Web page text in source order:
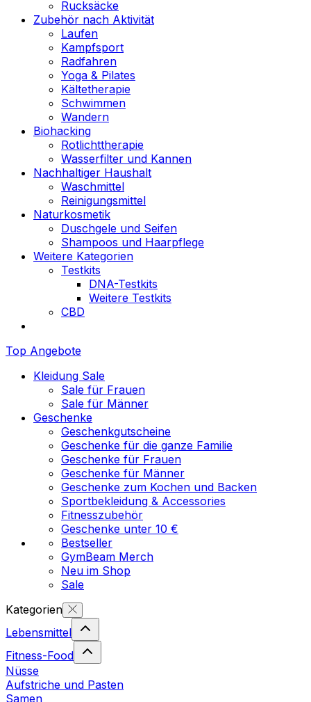
Rucksäcke
Zubehör nach Aktivität
Laufen
Kampfsport
Radfahren
Yoga & Pilates
Kältetherapie
Schwimmen
Wandern
Biohacking
Rotlichttherapie
Wasserfilter und Kannen
Nachhaltiger Haushalt
Waschmittel
Reinigungsmittel
Naturkosmetik
Duschgele und Seifen
Shampoos und Haarpflege
Weitere Kategorien
Testkits
DNA-Testkits
Weitere Testkits
CBD
Top Angebote
Kleidung Sale
Sale für Frauen
Sale für Männer
Geschenke
Geschenkgutscheine
Geschenke für die ganze Familie
Geschenke für Frauen
Geschenke für Männer
Geschenke zum Kochen und Backen
Sportbekleidung & Accessories
Fitnesszubehör
Geschenke unter 10 €
Bestseller
GymBeam Merch
Neu im Shop
Sale
Kategorien
Lebensmittel
Fitness-Food
Nüsse
Aufstriche und Pasten
Samen